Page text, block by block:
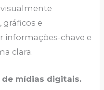
gráficos e
informações-chave e
clara.
de mídias digitais.